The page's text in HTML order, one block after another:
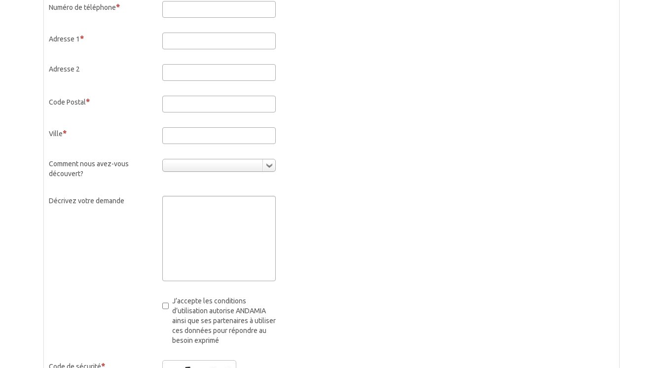
Numéro de téléphone
Adresse 1
Adresse 2
Code Postal
Ville
Comment nous avez-vous
découvert?
Décrivez votre demande
J’accepte les conditions
d’utilisation autorise ANDAMIA
ainsi que ses partenaires à utiliser
ces données pour répondre au
besoin exprimé
Code de sécurité